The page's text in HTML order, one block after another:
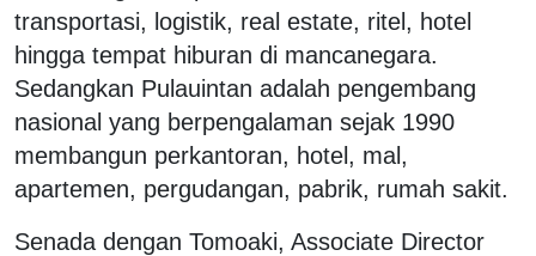
transportasi, logistik, real estate, ritel, hotel
hingga tempat hiburan di mancanegara.
Sedangkan Pulauintan adalah pengembang
nasional yang berpengalaman sejak 1990
membangun perkantoran, hotel, mal,
apartemen, pergudangan, pabrik, rumah sakit.
Senada dengan Tomoaki, Associate Director